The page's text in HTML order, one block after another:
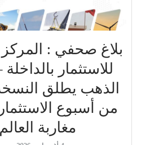
بلاغ صحفي :
للاستثمار
الذهب يطلق النسخة
من أسبوع
مغاربة العالم